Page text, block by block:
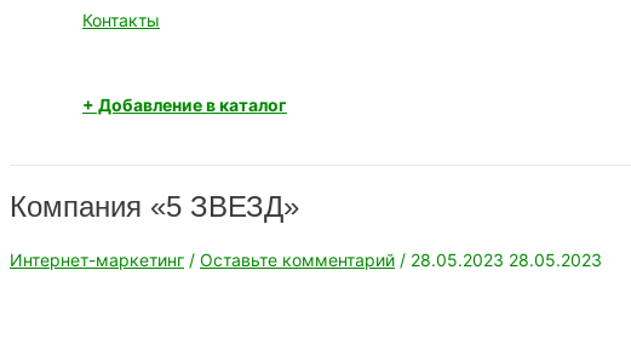
Контакты
+ Добавление в каталог
Компания «5 ЗВЕЗД»
Интернет-маркетинг / Оставьте комментарий / 28.05.2023 28.05.2023